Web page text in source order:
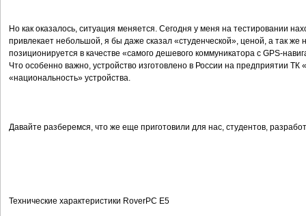
Но как оказалось, ситуация меняется. Сегодня у меня на тестировании
привлекает небольшой, я бы даже сказал «студенческой», ценой, а так
позиционируется в качестве «самого дешевого коммуникатора с GPS-
Что особенно важно, устройство изготовлено в России на предприятии ТК
«национальность» устройства.
Давайте разберемся, что же еще приготовили для нас, студентов,
Технические характеристики RoverPC E5